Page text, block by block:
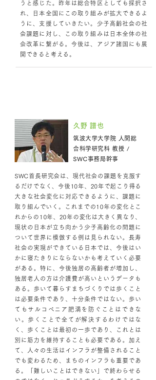
うと感じた。昨年は総合特区としても採択さ
れ、日本全国にこの取り組みが拡大できるよ
うに、支援していきたい。少子高齢社会の社
会課題に対し、この取り組みは日本全体の社
会改革に繋がる。今後は、アジア諸国にも展
開できると考える。
久野 譜也
筑波大学大学院 人間総
合科学研究科 教授 /
SWC事務局幹事
SWC首長研究会は、現代社会の課題を克服す
るだけでなく、今後10年、20年で起こり得る
大きな社会変化に対応できるように、課題に
取り組んでいく。これまでの10年の変化とこ
れからの10年、20年の変化は大きく異なり、
現状の日本が立ち向かう少子高齢化の問題に
ついて世界に模倣する例は見られない。長寿
社会の実現ができている日本では、今後はい
かに寝たきりにならないかも考えていく必要
がある。特に、今後独居の高齢者が増加し、
独居老人の方は介護費が高いというデータも
ある。歩いて暮らすまちづくりでは歩くこと
は必要条件であり、十分条件ではない。歩い
てもサルコペニア肥満を防ぐことはできな
い。歩くことで全てが解決するわけではな
く、歩くことは最初の一歩であり、これとは
別に筋力を維持することも必要である。加え
て、人々の生活はインフラが整備されること
でも変わるため、まちのインフラも重要であ
る。「難しいことはできない」で終わらせる